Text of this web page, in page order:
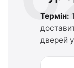
Термін:
дверей